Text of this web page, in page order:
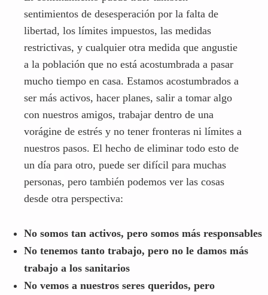
con nuestros amigos, trabajar dentro de una
vorágine de estrés y no tener fronteras ni límites a
nuestros pasos. El hecho de eliminar todo esto de
un día para otro, puede ser difícil para muchas
personas, pero también podemos ver las cosas
desde otra perspectiva:
No somos tan activos, pero somos más responsables
No tenemos tanto trabajo, pero no le damos más
trabajo a los sanitarios
No vemos a nuestros seres queridos, pero
aprendemos a echarlos de menos
a valorar lo que sí tenemos
No tenemos esa libertad, pero estamos más unidos
que nunca